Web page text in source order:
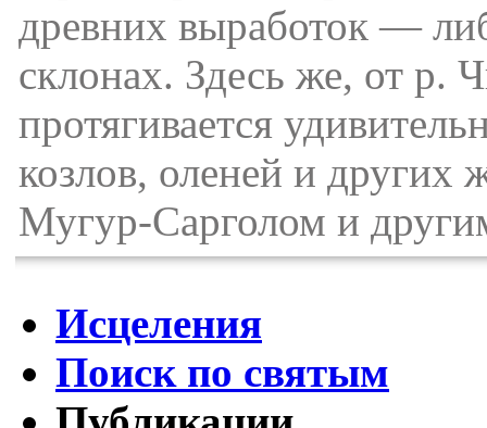
древних выработок —
склонах. Здесь же, от
протягивается
козлов, оленей и
Мугур-Сарголом и
Исцеления
Поиск по святым